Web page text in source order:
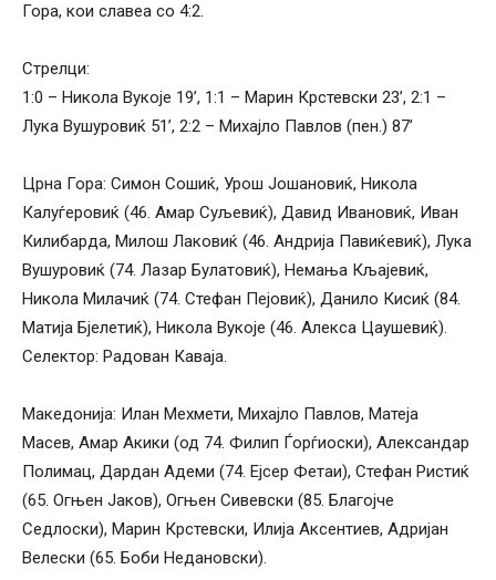
Гора, кои славеа со 4:2.
Стрелци:
1:0 – Никола Вукоје 19’, 1:1 – Марин Крстевски 23’, 2:1 –
Лука Вушуровиќ 51’, 2:2 – Михајло Павлов (пен.) 87’
Црна Гора: Симон Сошиќ, Урош Јошановиќ, Никола
Калуѓеровиќ (46. Амар Суљевиќ), Давид Ивановиќ, Иван
Килибарда, Милош Лаковиќ (46. Андрија Павиќевиќ), Лука
Вушуровиќ (74. Лазар Булатовиќ), Немања Кљајевиќ,
Никола Милачиќ (74. Стефан Пејовиќ), Данило Кисиќ (84.
Матија Бјелетиќ), Никола Вукоје (46. Алекса Цаушевиќ).
Селектор: Радован Каваја.
Македонија: Илан Мехмети, Михајло Павлов, Матеја
Масев, Амар Акики (од 74. Филип Ѓорѓиоски), Александар
Полимац, Дардан Адеми (74. Ејсер Фетаи), Стефан Ристиќ
(65. Огњен Јаков), Огњен Сивевски (85. Благојче
Седлоски), Марин Крстевски, Илија Аксентиев, Адријан
Велески (65. Боби Недановски).